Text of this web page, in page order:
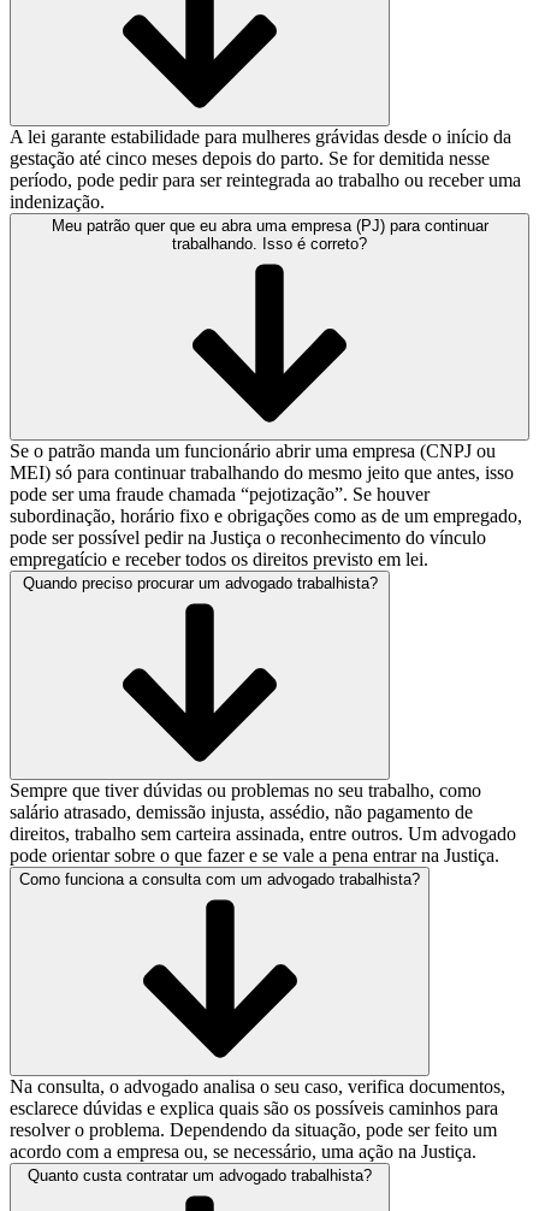
A lei garante estabilidade para mulheres grávidas desde o início da
gestação até cinco meses depois do parto. Se for demitida nesse
período, pode pedir para ser reintegrada ao trabalho ou receber uma
indenização.
Meu patrão quer que eu abra uma empresa (PJ) para continuar
trabalhando. Isso é correto?
Se o patrão manda um funcionário abrir uma empresa (CNPJ ou
MEI) só para continuar trabalhando do mesmo jeito que antes, isso
pode ser uma fraude chamada “pejotização”. Se houver
subordinação, horário fixo e obrigações como as de um empregado,
pode ser possível pedir na Justiça o reconhecimento do vínculo
empregatício e receber todos os direitos previsto em lei.
Quando preciso procurar um advogado trabalhista?
Sempre que tiver dúvidas ou problemas no seu trabalho, como
salário atrasado, demissão injusta, assédio, não pagamento de
direitos, trabalho sem carteira assinada, entre outros. Um advogado
pode orientar sobre o que fazer e se vale a pena entrar na Justiça.
Como funciona a consulta com um advogado trabalhista?
Na consulta, o advogado analisa o seu caso, verifica documentos,
esclarece dúvidas e explica quais são os possíveis caminhos para
resolver o problema. Dependendo da situação, pode ser feito um
acordo com a empresa ou, se necessário, uma ação na Justiça.
Quanto custa contratar um advogado trabalhista?